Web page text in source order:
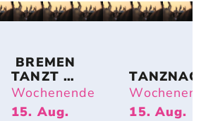
BREMEN
TANZT
OPEN AIR
Wochenende
15. Aug.
T
15. Aug.